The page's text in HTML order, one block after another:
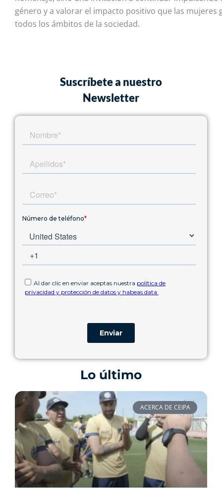
género y a valorar el impacto positivo que las mujeres
todos los ámbitos de la sociedad.
Suscríbete a nuestro
Newsletter
Lo último
ACERCA DE CEIPA